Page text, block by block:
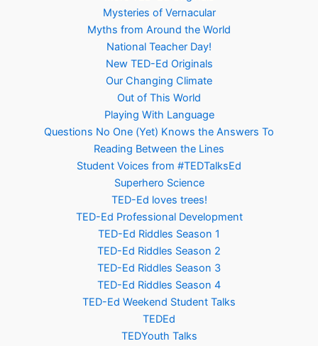
Mysteries of Vernacular
Myths from Around the World
National Teacher Day!
New TED-Ed Originals
Our Changing Climate
Out of This World
Playing With Language
Questions No One (Yet) Knows the Answers To
Reading Between the Lines
Student Voices from #TEDTalksEd
Superhero Science
TED-Ed loves trees!
TED-Ed Professional Development
TED-Ed Riddles Season 1
TED-Ed Riddles Season 2
TED-Ed Riddles Season 3
TED-Ed Riddles Season 4
TED-Ed Weekend Student Talks
TEDEd
TEDYouth Talks